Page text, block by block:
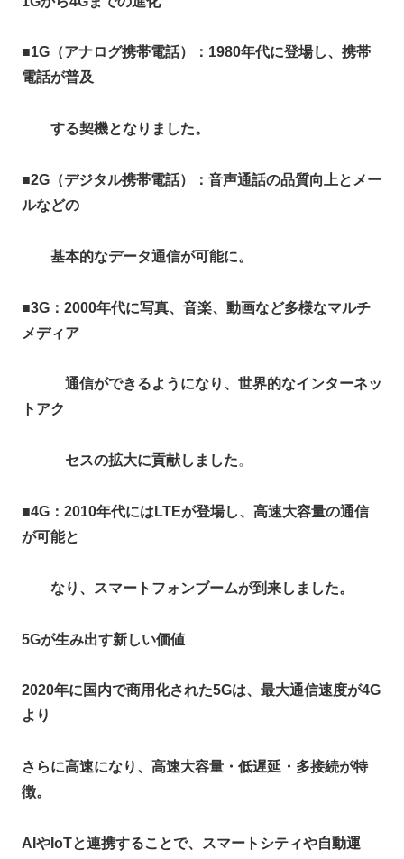
■1G（アナログ携帯電話）：1980年代に登場し、携帯
電話が普及
する契機となりました。
■2G（デジタル携帯電話）：音声通話の品質向上とメー
ルなどの
基本的なデータ通信が可能に。​
■3G：2000年代に写真、音楽、動画など多様なマルチ
メディア
通信ができるようになり、世界的なインターネッ
トアク
セスの拡大に貢献しました。
■4G：2010年代にはLTEが登場し、高速大容量の通信
が可能と
なり、スマートフォンブームが到来しました。​
5Gが生み出す新しい価値
2020年に国内で商用化された5Gは、最大通信速度が4G
より
さらに高速になり、高速大容量・低遅延・多接続が特
徴。
AIやIoTと連携することで、スマートシティや自動運